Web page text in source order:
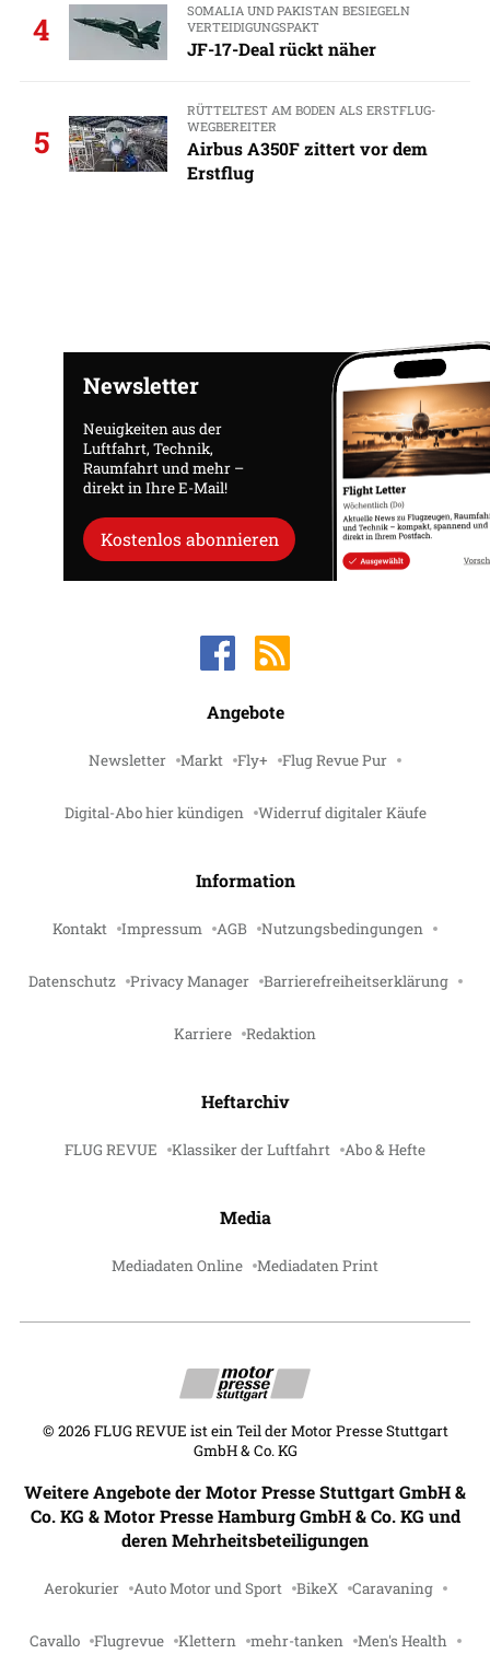
4
SOMALIA UND PAKISTAN BESIEGELN
VERTEIDIGUNGSPAKT
JF-17-Deal rückt näher
5
RÜTTELTEST AM BODEN ALS ERSTFLUG-
WEGBEREITER
Airbus A350F zittert vor dem
Erstflug
Newsletter
Neuigkeiten aus der
Luftfahrt, Technik,
Raumfahrt und mehr –
direkt in Ihre E-Mail!
Kostenlos abonnieren
Angebote
Newsletter Markt Fly+ Flug Revue Pur
Digital-Abo hier kündigen Widerruf digitaler Käufe
Information
Kontakt Impressum AGB Nutzungsbedingungen
Datenschutz Privacy Manager Barrierefreiheitserklärung
Karriere Redaktion
Heftarchiv
FLUG REVUE Klassiker der Luftfahrt Abo & Hefte
Media
Mediadaten Online Mediadaten Print
© 2026 FLUG REVUE ist ein Teil der Motor Presse Stuttgart
GmbH & Co. KG
Weitere Angebote der Motor Presse Stuttgart GmbH &
Co. KG & Motor Presse Hamburg GmbH & Co. KG und
deren Mehrheitsbeteiligungen
Aerokurier Auto Motor und Sport BikeX Caravaning
Cavallo Flugrevue Klettern mehr-tanken Men's Health